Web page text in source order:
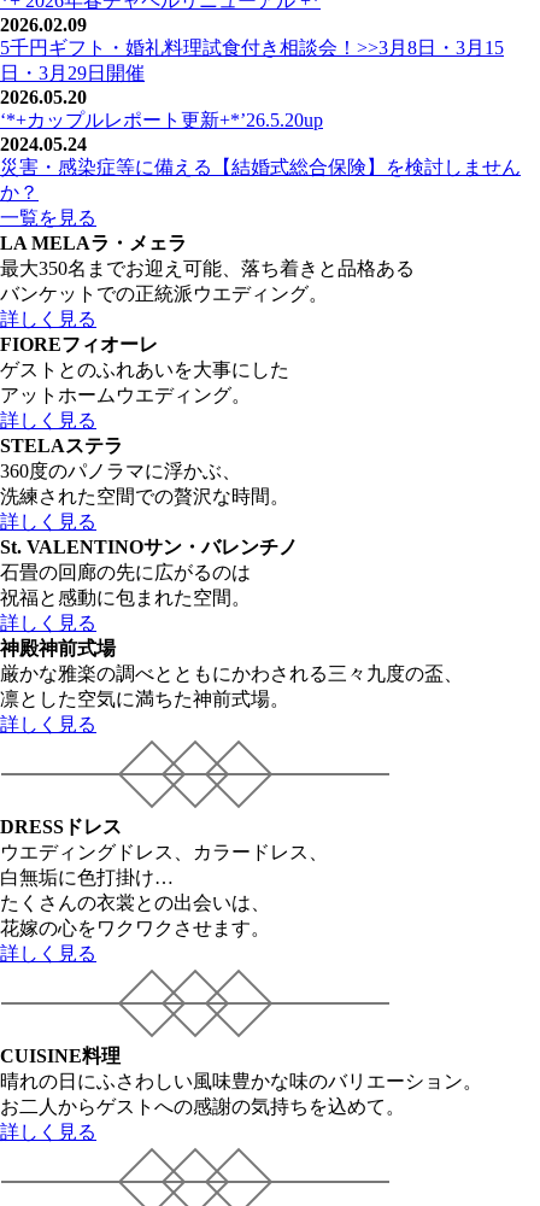
2026.02.09
5千円ギフト・婚礼料理試食付き相談会！>>3月8日・3月15
日・3月29日開催
2026.05.20
‘*+カップルレポート更新+*’26.5.20up
2024.05.24
災害・感染症等に備える【結婚式総合保険】を検討しません
か？
一覧を見る
LA MELAラ・メェラ
最大350名までお迎え可能、落ち着きと品格ある
バンケットでの正統派ウエディング。
詳しく見る
FIOREフィオーレ
ゲストとのふれあいを大事にした
アットホームウエディング。
詳しく見る
STELAステラ
360度のパノラマに浮かぶ、
洗練された空間での贅沢な時間。
詳しく見る
St. VALENTINOサン・バレンチノ
石畳の回廊の先に広がるのは
祝福と感動に包まれた空間。
詳しく見る
神殿神前式場
厳かな雅楽の調べとともにかわされる三々九度の盃、
凛とした空気に満ちた神前式場。
詳しく見る
DRESS ドレス
ウエディングドレス、カラードレス、
白無垢に色打掛け…
たくさんの衣裳との出会いは、
花嫁の心をワクワクさせます。
詳しく見る
CUISINE料理
晴れの日にふさわしい風味豊かな味のバリエーション。
お二人からゲストへの感謝の気持ちを込めて。
詳しく見る